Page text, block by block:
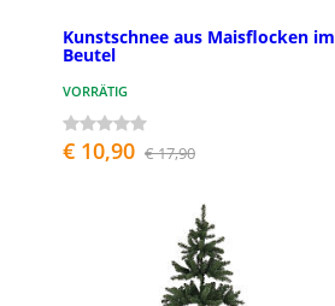
Kunstschnee aus Maisflocken im
Beutel
VORRÄTIG
€ 10,90 € 17,90